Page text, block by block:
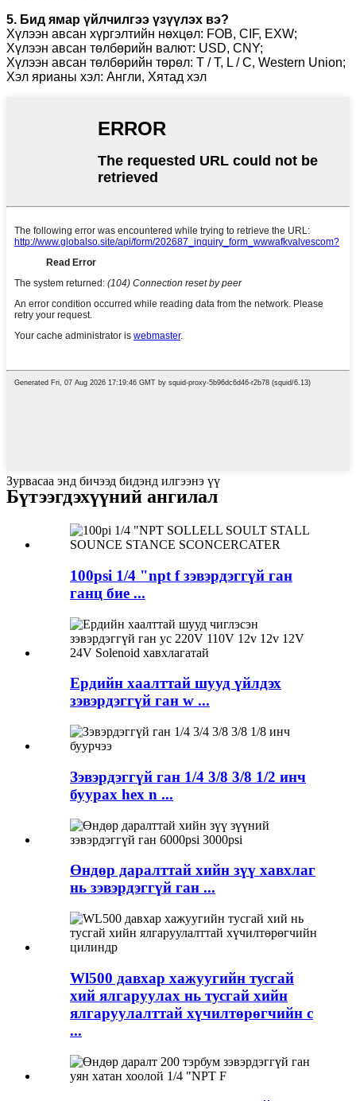
5. Бид ямар үйлчилгээ үзүүлэх вэ?
Хүлээн авсан хүргэлтийн нөхцөл: FOB, CIF, EXW;
Хүлээн авсан төлбөрийн валют: USD, CNY;
Хүлээн авсан төлбөрийн төрөл: T / T, L / C, Western Union;
Хэл ярианы хэл: Англи, Хятад хэл
Зурвасаа энд бичээд бидэнд илгээнэ үү
Бүтээгдэхүүний ангилал
100psi 1/4 "npt f зэвэрдэггүй ган
ганц бие ...
Ердийн хаалттай шууд үйлдэх
зэвэрдэггүй ган w ...
Зэвэрдэггүй ган 1/4 3/8 3/8 1/2 инч
буурах hex n ...
Өндөр даралттай хийн зүү хавхлаг
нь зэвэрдэггүй ган ...
Wl500 давхар хажуугийн тусгай
хий ялгаруулах нь тусгай хийн
ялгаруулалттай хүчилтөрөгчийн c
...